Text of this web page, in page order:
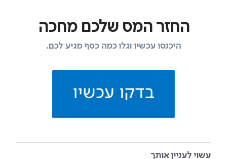
החזר המס שלכם מחכה
היכנסו עכשיו וגלו כמה כסף מגיע לכם.
בדקו עכשיו
עשוי לעניין אותך